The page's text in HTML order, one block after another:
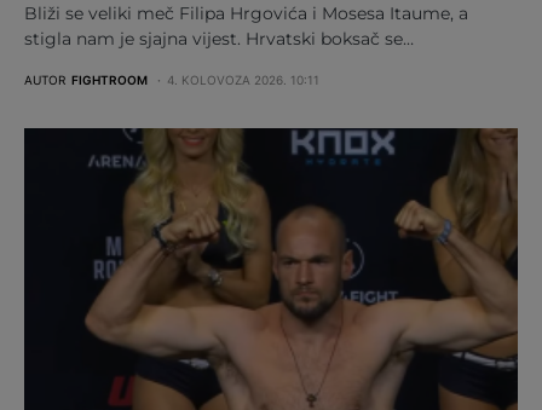
Bliži se veliki meč Filipa Hrgovića i Mosesa Itaume, a
stigla nam je sjajna vijest. Hrvatski boksač se…
AUTOR FIGHTROOM 4. KOLOVOZA 2026. 10:11